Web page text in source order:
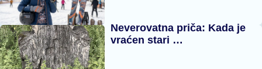
Neverovatna priča: Kada je
vraćen stari …